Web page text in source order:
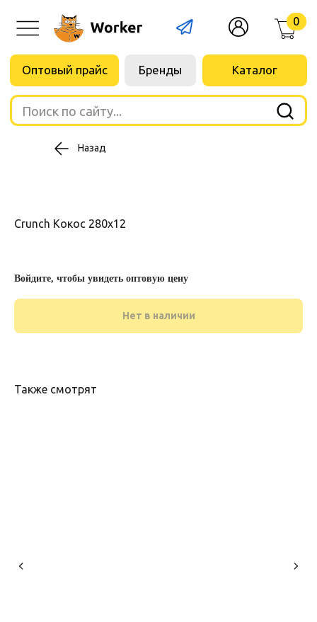
Поиск по сайту...
Назад
Crunch Кокос 280х12
Войдите, чтобы увидеть оптовую цену
Нет в наличии
Также смотрят